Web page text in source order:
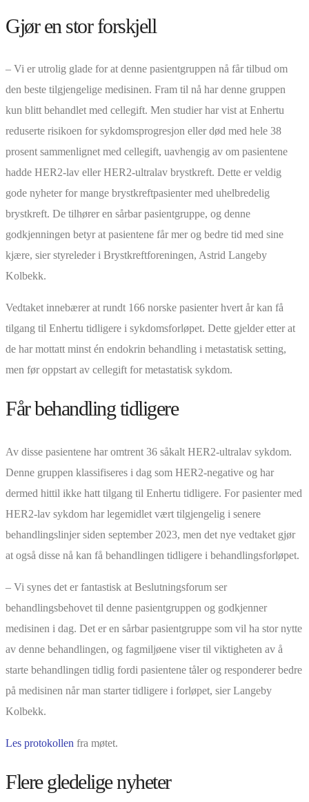
Gjør en stor forskjell
– Vi er utrolig glade for at denne pasientgruppen nå får tilbud om
den beste tilgjengelige medisinen. Fram til nå har denne gruppen
kun blitt behandlet med cellegift. Men studier har vist at Enhertu
reduserte risikoen for sykdomsprogresjon eller død med hele 38
prosent sammenlignet med cellegift, uavhengig av om pasientene
hadde HER2-lav eller HER2-ultralav brystkreft. Dette er veldig
gode nyheter for mange brystkreftpasienter med uhelbredelig
brystkreft. De tilhører en sårbar pasientgruppe, og denne
godkjenningen betyr at pasientene får mer og bedre tid med sine
kjære, sier styreleder i Brystkreftforeningen, Astrid Langeby
Kolbekk.
Vedtaket innebærer at rundt 166 norske pasienter hvert år kan få
tilgang til Enhertu tidligere i sykdomsforløpet. Dette gjelder etter at
de har mottatt minst én endokrin behandling i metastatisk setting,
men før oppstart av cellegift for metastatisk sykdom.
Får behandling tidligere
Av disse pasientene har omtrent 36 såkalt HER2-ultralav sykdom.
Denne gruppen klassifiseres i dag som HER2-negative og har
dermed hittil ikke hatt tilgang til Enhertu tidligere. For pasienter med
HER2-lav sykdom har legemidlet vært tilgjengelig i senere
behandlingslinjer siden september 2023, men det nye vedtaket gjør
at også disse nå kan få behandlingen tidligere i behandlingsforløpet.
– Vi synes det er fantastisk at Beslutningsforum ser
behandlingsbehovet til denne pasientgruppen og godkjenner
medisinen i dag. Det er en sårbar pasientgruppe som vil ha stor nytte
av denne behandlingen, og fagmiljøene viser til viktigheten av å
starte behandlingen tidlig fordi pasientene tåler og responderer bedre
på medisinen når man starter tidligere i forløpet, sier Langeby
Kolbekk.
Les protokollen fra møtet.
Flere gledelige nyheter